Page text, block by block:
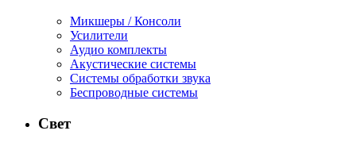
Микшеры / Консоли
Усилители
Аудио комплекты
Акустические системы
Системы обработки звука
Беспроводные системы
Свет